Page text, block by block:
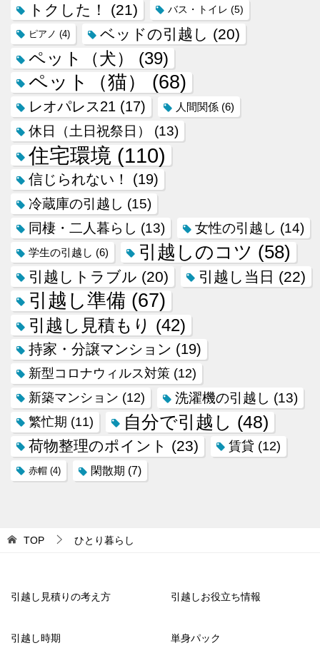
トクした！ (21) バス・トイレ (5)
ピアノ (4) ベッドの引越し (20)
ペット（犬） (39)
ペット（猫） (68)
レオパレス21 (17) 人間関係 (6)
休日（土日祝祭日） (13)
住宅環境 (110)
信じられない！ (19)
冷蔵庫の引越し (15)
同棲・二人暮らし (13) 女性の引越し (14)
学生の引越し (6) 引越しのコツ (58)
引越しトラブル (20) 引越し当日 (22)
引越し準備 (67)
引越し見積もり (42)
持家・分譲マンション (19)
新型コロナウィルス対策 (12)
新築マンション (12) 洗濯機の引越し (13)
繁忙期 (11) 自分で引越し (48)
荷物整理のポイント (23) 賃貸 (12)
赤帽 (4) 閑散期 (7)
TOP ひとり暮らし
引越し見積りの考え方 引越しお役立ち情報
引越し時期 単身パック